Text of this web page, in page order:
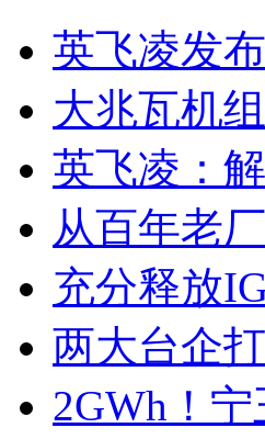
英飞凌发
大兆瓦机
英飞凌：
从百年老
充分释放
两大台企
2GWh！